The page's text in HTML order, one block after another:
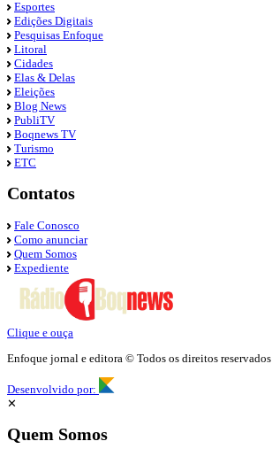
Esportes
Edições Digitais
Pesquisas Enfoque
Litoral
Cidades
Elas & Delas
Eleições
Blog News
PubliTV
Boqnews TV
Turismo
ETC
Contatos
Fale Conosco
Como anunciar
Quem Somos
Expediente
Clique e ouça
Enfoque jornal e editora © Todos os direitos reservados
Desenvolvido por:
✕
Quem Somos